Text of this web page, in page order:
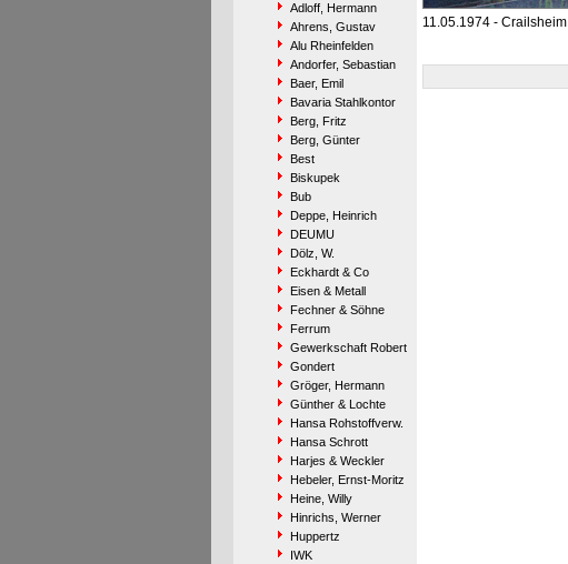
Adloff, Hermann
Ahrens, Gustav
Alu Rheinfelden
Andorfer, Sebastian
Baer, Emil
Bavaria Stahlkontor
Berg, Fritz
Berg, Günter
Best
Biskupek
Bub
Deppe, Heinrich
DEUMU
Dölz, W.
Eckhardt & Co
Eisen & Metall
Fechner & Söhne
Ferrum
Gewerkschaft Robert
Gondert
Gröger, Hermann
Günther & Lochte
Hansa Rohstoffverw.
Hansa Schrott
Harjes & Weckler
Hebeler, Ernst-Moritz
Heine, Willy
Hinrichs, Werner
Huppertz
IWK
11.05.1974 - Crailsheim